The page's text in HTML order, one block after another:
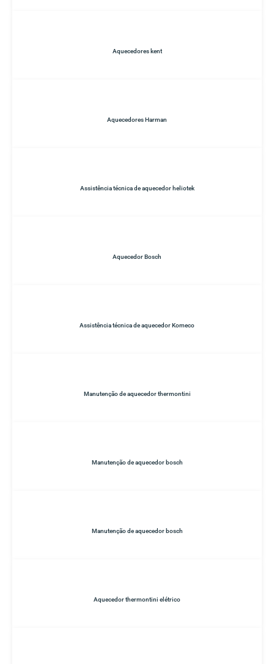
Aquecedores kent
Aquecedores Harman
Assistência técnica de aquecedor heliotek
Aquecedor Bosch
Assistência técnica de aquecedor Komeco
Manutenção de aquecedor thermontini
Manutenção de aquecedor bosch
Manutenção de aquecedor bosch
Aquecedor thermontini elétrico